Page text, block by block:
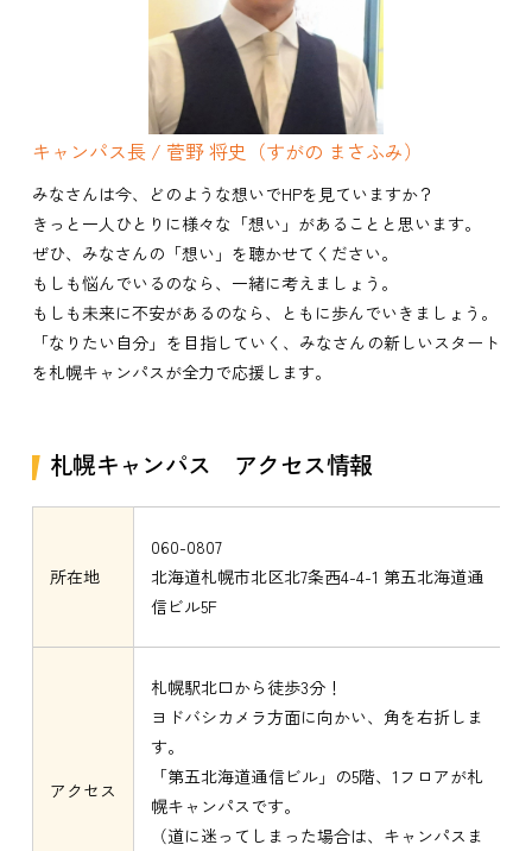
キャンパス長 / 菅野 将史（すがの まさふみ）
みなさんは今、どのような想いでHPを見ていますか？
きっと一人ひとりに様々な「想い」があることと思います。
ぜひ、みなさんの「想い」を聴かせてください。
もしも悩んでいるのなら、一緒に考えましょう。
もしも未来に不安があるのなら、ともに歩んでいきましょう。
「なりたい自分」を目指していく、みなさんの新しいスタート
を札幌キャンパスが全力で応援します。
札幌キャンパス アクセス情報
所在地
060-0807
北海道札幌市北区北7条西4-4-1 第五北海道通
信ビル5F
アクセス
札幌駅北口から徒歩3分！
ヨドバシカメラ方面に向かい、角を右折しま
す。
「第五北海道通信ビル」の5階、1フロアが札
幌キャンパスです。
（道に迷ってしまった場合は、キャンパスま